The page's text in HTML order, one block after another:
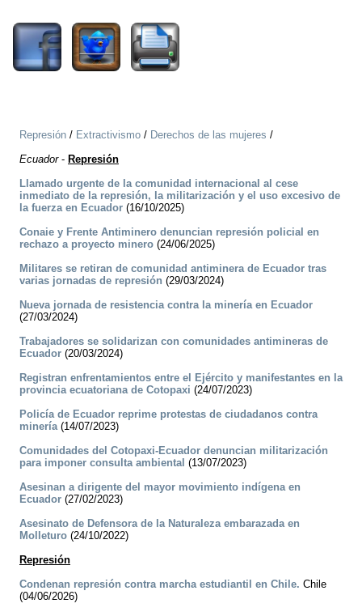
Represión / Extractivismo / Derechos de las mujeres /
Ecuador- Represión
Llamado urgente de la comunidad internacional al cese
inmediato de la represión, la militarización y el uso excesivo de
la fuerza en Ecuador (16/10/2025)
Conaie y Frente Antiminero denuncian represión policial en
rechazo a proyecto minero (24/06/2025)
Militares se retiran de comunidad antiminera de Ecuador tras
varias jornadas de represión (29/03/2024)
Nueva jornada de resistencia contra la minería en Ecuador
(27/03/2024)
Trabajadores se solidarizan con comunidades antimineras de
Ecuador (20/03/2024)
Registran enfrentamientos entre el Ejército y manifestantes en la
provincia ecuatoriana de Cotopaxi (24/07/2023)
Policía de Ecuador reprime protestas de ciudadanos contra
minería(14/07/2023)
Comunidades del Cotopaxi-Ecuador denuncian militarización
para imponer consulta ambiental (13/07/2023)
Asesinan a dirigente del mayor movimiento indígena en
Ecuador (27/02/2023)
Asesinato de Defensora de la Naturaleza embarazada en
Molleturo (24/10/2022)
Represión
Condenan represión contra marcha estudiantil en Chile. Chile
(04/06/2026)